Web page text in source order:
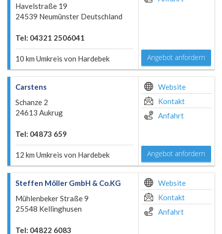
Havelstraße 19
24539 Neumünster Deutschland
Tel: 04321 2506041
10 km Umkreis von Hardebek Angebot anfordern
Carstens
Schanze 2
24613 Aukrug
Tel: 04873 659
12 km Umkreis von Hardebek
Website
Kontakt
Anfahrt
Angebot anfordern
Steffen Möller GmbH & Co.KG
Mühlenbeker Straße 9
25548 Kellinghusen
Tel: 04822 6083
Website
Kontakt
Anfahrt